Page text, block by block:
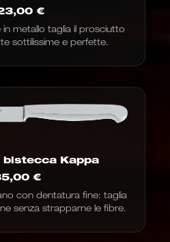
€
metallo taglia il prosciutto
sottilissime e perfette.
bistecca Kappa
€
con dentatura fine: taglia
senza strapparne le fibre.